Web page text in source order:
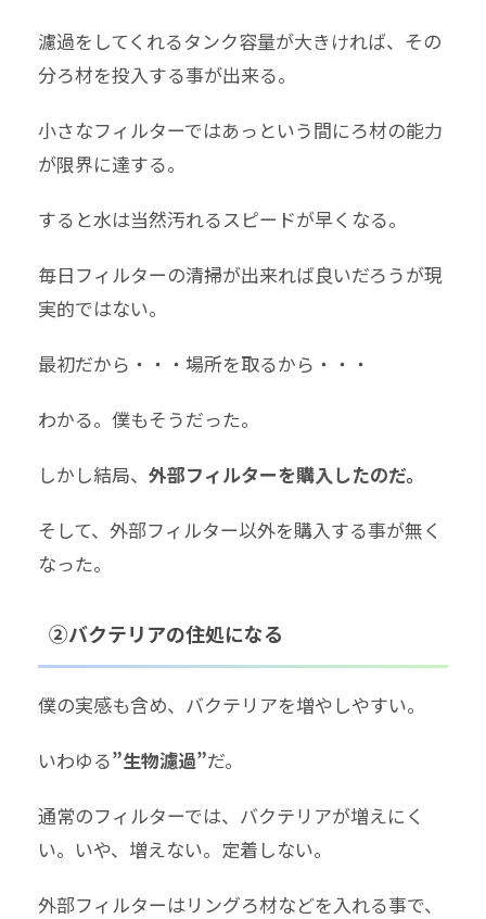
濾過をしてくれるタンク容量が大きければ、その
分ろ材を投入する事が出来る。
小さなフィルターではあっという間にろ材の能力
が限界に達する。
すると水は当然汚れるスピードが早くなる。
毎日フィルターの清掃が出来れば良いだろうが現
実的ではない。
最初だから・・・場所を取るから・・・
わかる。僕もそうだった。
しかし結局、 外部フィルターを購入したのだ。
そして、外部フィルター以外を購入する事が無く
なった。
②バクテリアの住処になる
僕の実感も含め、バクテリアを増やしやすい。
いわゆる”生物濾過”だ。
通常のフィルターでは、バクテリアが増えにく
い。いや、増えない。定着しない。
外部フィルターはリングろ材などを入れる事で、